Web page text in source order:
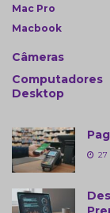
Mac Pro
Macbook
Câmeras
Computadores
Desktop
27